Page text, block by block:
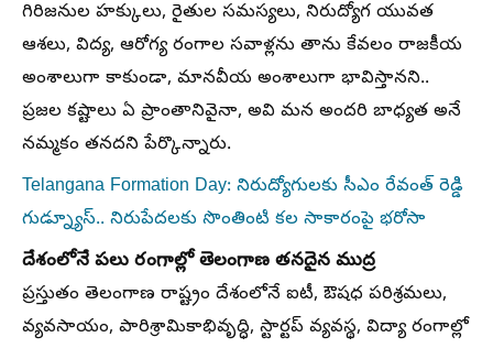
గిరిజనుల హక్కులు, రైతుల సమస్యలు, నిరుద్యోగ యువత
ఆశలు, విద్య, ఆరోగ్య రంగాల సవాళ్లను తాను కేవలం రాజకీయ
అంశాలుగా కాకుండా, మానవీయ అంశాలుగా భావిస్తానని..
ప్రజల కష్టాలు ఏ ప్రాంతానివైనా, అవి మన అందరి బాధ్యత అనే
నమ్మకం తనదని పేర్కొన్నారు.
Telangana Formation Day: నిరుద్యోగులకు సీఎం రేవంత్ రెడ్డి
గుడ్న్యూస్.. నిరుపేదలకు సొంతింటి కల సాకారంపై భరోసా
దేశంలోనే పలు రంగాల్లో తెలంగాణ తనదైన ముద్ర
ప్రస్తుతం తెలంగాణ రాష్ట్రం దేశంలోనే ఐటీ, ఔషధ పరిశ్రమలు,
వ్యవసాయం, పారిశ్రామికాభివృద్ధి, స్టార్టప్ వ్యవస్థ, విద్యా రంగాల్లో